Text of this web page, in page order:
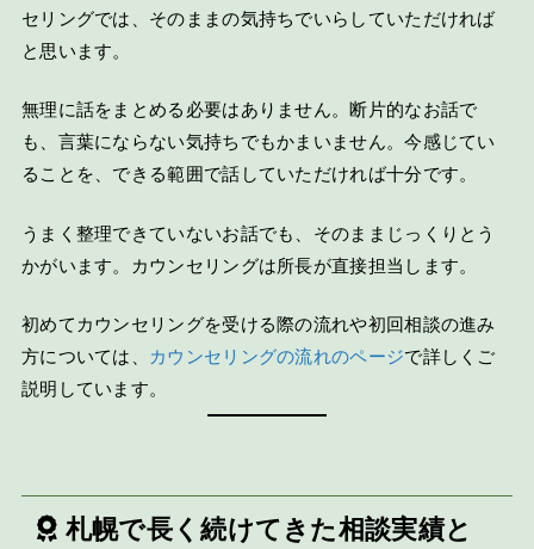
セリングでは、そのままの気持ちでいらしていただければ
と思います。
無理に話をまとめる必要はありません。断片的なお話で
も、言葉にならない気持ちでもかまいません。今感じてい
ることを、できる範囲で話していただければ十分です。
うまく整理できていないお話でも、そのままじっくりとう
かがいます。カウンセリングは所長が直接担当します。
初めてカウンセリングを受ける際の流れや初回相談の進み
方については、
カウンセリングの流れのページで詳しくご
説明しています。
札幌で長く続けてきた相談実績と